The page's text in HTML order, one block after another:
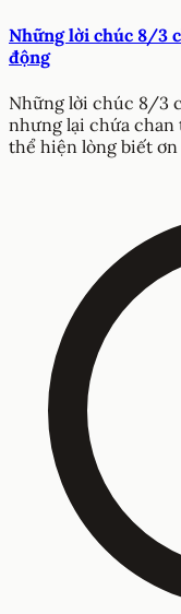
Những lời chúc 8/3
động
Những lời chúc 8/3
nhưng lại chứa chan
thể hiện lòng biết